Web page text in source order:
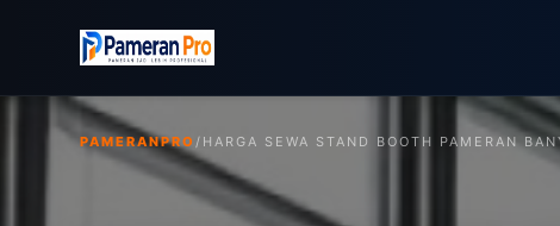
PAMERANPRO/ HARGA SEWA STAND BOOTH PAMERAN